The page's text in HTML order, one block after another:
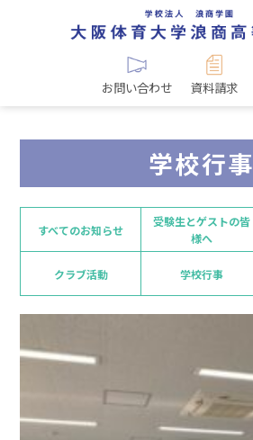
お問い合わせ 資料請求
学校行事
すべてのお知らせ
受験生とゲストの皆
様へ
クラブ活動 学校行事